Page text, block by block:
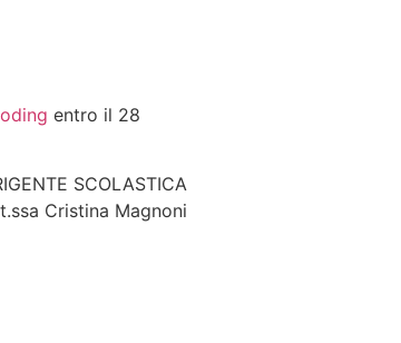
entro il 28
SCOLASTICA
Cristina Magnoni